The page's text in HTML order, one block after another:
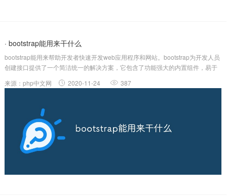
· bootstrap能用来干什么
bootstrap能用来帮助开发者快速开发web应用程序和网站。bootstrap为开发人员
创建接口提供了一个简洁统一的解决方案，它包含了功能强大的内置组件，易于
程）bootstrap能帮助开发者快速开发web应用程序和...
来源：php中文网 2020-11-24 387